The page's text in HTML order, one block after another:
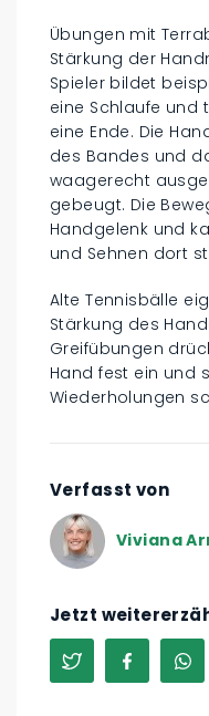
Übungen mit
Stärkung der
Spieler bildet
eine Schlaufe und
eine Ende. Die
des Bandes und
waagerecht
gebeugt. Die
Handgelenk und
und Sehnen dort
Alte Tennisbälle
Stärkung des
Greifübungen
Hand fest ein und
Wiederholungen
Verfasst von
Viviana
Jetzt